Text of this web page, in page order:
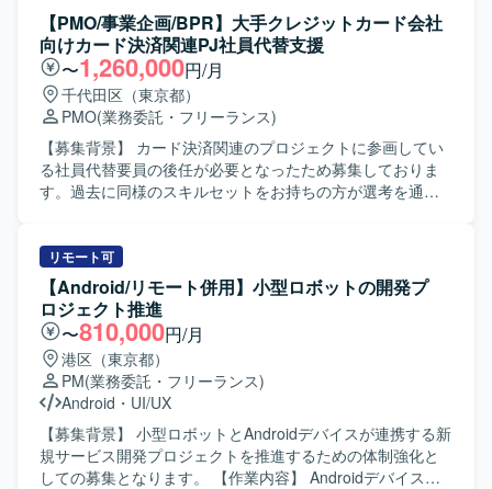
付けられ、関係者との調整、説明、合意形成ができるコミ
ュニケーション力をお持ちの方、タフな状況でも粘り強く
現実的な落としどころを作れる方、不明点を抱え込まず適
切にエスカレーションできる方、本番切替や運用引継ぎ前
の短期間で優先順位を見極めて行動できる方を想定してお
ります。 【ポジションの魅力】 Microsoft 365移行プロジェ
クトにおいて、技術チームのフロントとして設計/移行/構築/
試験/本番切替/運用引継ぎまでの全工程に深く関わることが
できます。認証/ID領域、メール領域、コラボレーション領
し推進していくリーダーシップを発揮できるポジションで
す。技術面での意思決定や論点整理を主導しながら、関係
者とのコミュニケーションを通じてプロジェクト全体を前
進させるやりがいがあります。 【開発環境】 Microsoft
365、Entra ID、Entra Connect、Exchange Online、
Teams、SharePoint Online、OneDrive、HENNGE、LDAP
Manager、AddressLook Onlineなどを利用した環境です。
担当していただきます。また、チームメンバーや他チーム
と連携しながら、仕様調整やレビュー対応も行っていただ
きます。 【求める人物像】 チーム開発を前提に円滑なコミ
ュニケーションが取れ、自ら課題を発見し改善提案ができ
る方を求めています。既存の設計やテスト方針を尊重しつ
つ、より良いアーキテクチャや開発プロセスを意識して取
り組める方が望ましいです。 【ポジションの魅力】 コンシ
ューマ向け婚活アプリの開発に携わることで、多くのユー
ザーに影響力のあるサービス開発経験を積むことができま
の知見を深めることができます。 【開発環境】 Android向
けネイティブアプリ開発環境にて、Kotlin/JavaおよびGitを
用いたチーム開発を行います。アーキテクチャはClean
Architectureを意識した構成となっている想定です。
【PMO/事業企画/BPR】大手クレジットカード会社
向けカード決済関連PJ社員代替支援
〜1,260,000円/月
千代田区（東京都）
PMO(業務委託・フリーランス)
【募集背景】 カード決済関連のプロジェクトに参画してい
る社員代替要員の後任が必要となったため募集しておりま
す。過去に同様のスキルセットをお持ちの方が選考を通過
て、社員代替としてPMOおよびプロジェクトマネジメント
実行支援をご担当いただきます。具体的には、プロジェク
ト計画の策定、進捗・課題・リスク・コミュニケーション
管理を行っていただきます。また、基幹システム（ERP／
CRM／SFA）刷新における要件定義、業務可視化、導入推
進および移行、UATの推進を実施していただきます。さら
に、DXやCX向上、BPRの推進、事業企画・営業企画の検
討、決済代行部門やIT、CS、経理、法務、内部監査などの
関係各所との調整業務も幅広く担っていただきます。 【求
める人物像】 プロジェクト全体を俯瞰しながら、自走して
課題を発見し関係者を巻き込み推進できる方を求めており
リモート可
【Android/リモート併用】小型ロボットの開発プ
ロジェクト推進
〜810,000円/月
港区（東京都）
PM(業務委託・フリーランス)
Android ・ UI/UX
【募集背景】 小型ロボットとAndroidデバイスが連携する新
規サービス開発プロジェクトを推進するための体制強化と
しての募集となります。 【作業内容】 Androidデバイスと